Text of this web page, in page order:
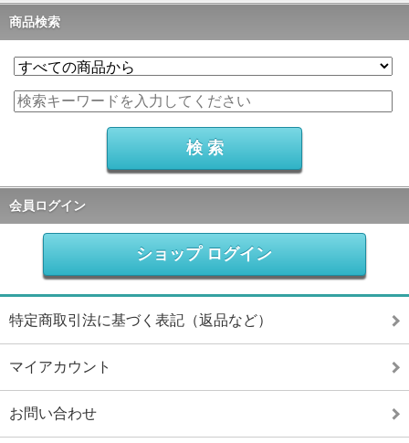
商品検索
会員ログイン
ショップ ログイン
特定商取引法に基づく表記（返品など）
マイアカウント
お問い合わせ